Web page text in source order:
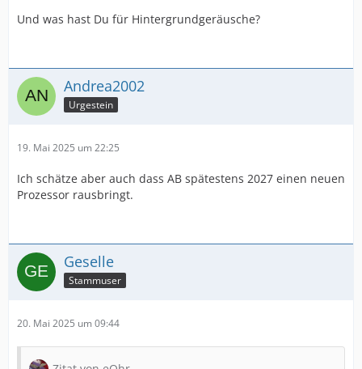
Und was hast Du für Hintergrundgeräusche?
Andrea2002
Urgestein
19. Mai 2025 um 22:25
Ich schätze aber auch dass AB spätestens 2027 einen neuen
Prozessor rausbringt.
Geselle
Stammuser
20. Mai 2025 um 09:44